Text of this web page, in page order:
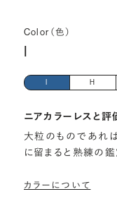
Color（色）
I
H
ニアカラーレスと
大粒のものであれ
に留まると熟練の
カラーについて